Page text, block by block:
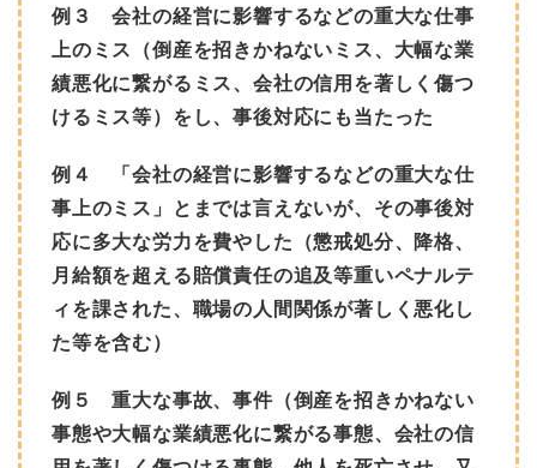
例３ 会社の経営に影響するなどの重大な仕事
上のミス（倒産を招きかねないミス、大幅な業
績悪化に繋がるミス、会社の信用を著しく傷つ
けるミス等）をし、事後対応にも当たった
例４ 「会社の経営に影響するなどの重大な仕
事上のミス」とまでは言えないが、その事後対
応に多大な労力を費やした（懲戒処分、降格、
月給額を超える賠償責任の追及等重いペナルテ
ィを課された、職場の人間関係が著しく悪化し
た等を含む）
例５ 重大な事故、事件（倒産を招きかねない
事態や大幅な業績悪化に繋がる事態、会社の信